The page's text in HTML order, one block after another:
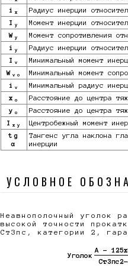
i
x Радиус инерции
I y Момент инерции
W y Момент сопротивления
i
y Радиус инерции
I v Минимальный момент
W vo Минимальный момент
i
v Минимальный радиус
x o Расстояние до центра
y o Расстояние до центра
I xy Центробежный момент
tg
α
Тангенс угла наклона
инерции
УСЛОВНОЕ
Неавнополочный уголок
высокой точности
Ст3пс, категории 2,
Уголок
А -